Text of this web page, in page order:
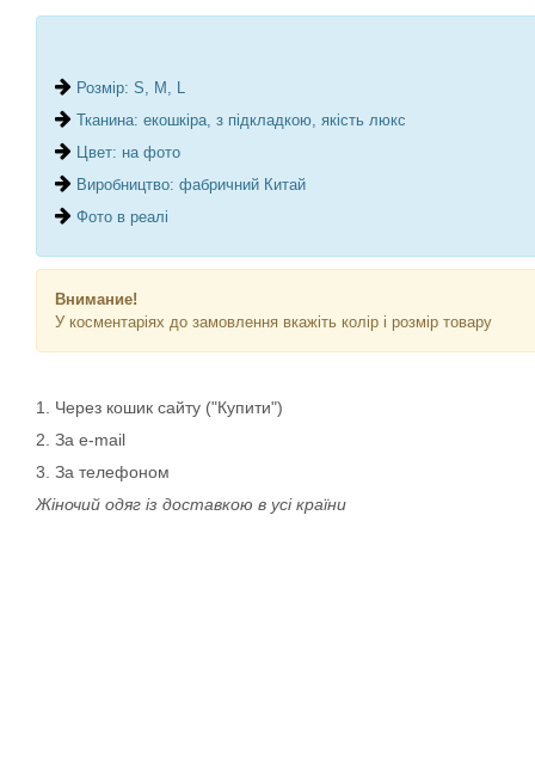
Розмір: S, M, L
Тканина: екошкіра, з підкладкою, якість люкс
Цвет: на фото
Виробництво: фабричний Китай
Фото в реалі
Внимание!
У косментаріях до замовлення вкажіть колір і розмір товару
1. Через кошик сайту ("Купити")
2. За e-mail
3. За телефоном
Жіночий одяг із доставкою в усі країни